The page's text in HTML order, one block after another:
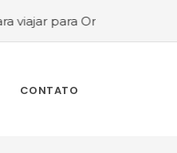
Orlando: mês a mês
CONTATO